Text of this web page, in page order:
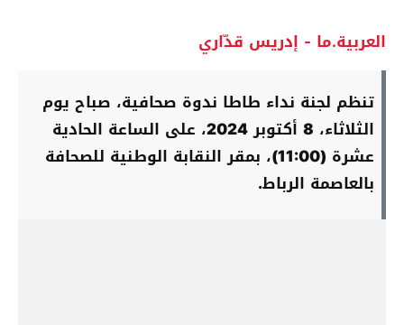
العربية.ما - إدريس قدّاري
تنظم لجنة نداء طاطا ندوة صحافية، صباح يوم
الثلاثاء، 8 أكتوبر 2024، على الساعة الحادية
عشرة (11:00)، بمقر النقابة الوطنية للصحافة
بالعاصمة الرباط.